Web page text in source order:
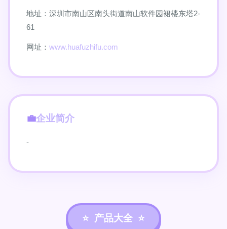
地址：深圳市南山区南头街道南山软件园裙楼东塔2-
61
网址： www.huafuzhifu.com
企业简介
-
产品大全